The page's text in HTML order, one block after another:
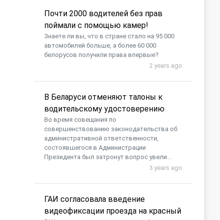
Почти 2000 водителей без прав
поймали с помощью камер!
Знаете ли вы, что в стране стало на 95 000
автомобилей больше, а более 60 000
белорусов получили права впервые?
2 years ago
В Беларуси отменяют талоны к
водительскому удостоверению
Во время совещания по
совершенствованию законодательства об
административной ответственности,
состоявшегося в Администрации
Президента был затронут вопрос увели...
3 years ago
ГАИ согласовала введение
видеофиксации проезда на красный